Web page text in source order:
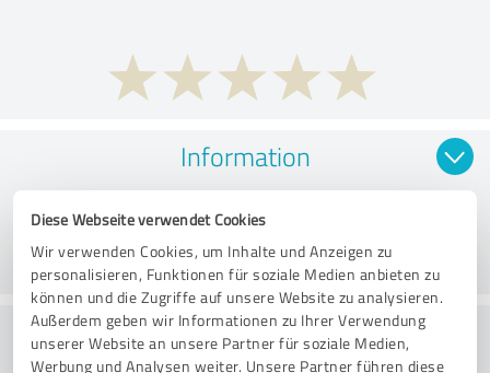
Diese Webseite verwendet Cookies
Wir verwenden Cookies, um Inhalte und Anzeigen zu
personalisieren, Funktionen für soziale Medien anbieten zu
können und die Zugriffe auf unsere Website zu analysieren.
Außerdem geben wir Informationen zu Ihrer Verwendung
unserer Website an unsere Partner für soziale Medien,
Werbung und Analysen weiter. Unsere Partner führen diese
Information
Nutzen